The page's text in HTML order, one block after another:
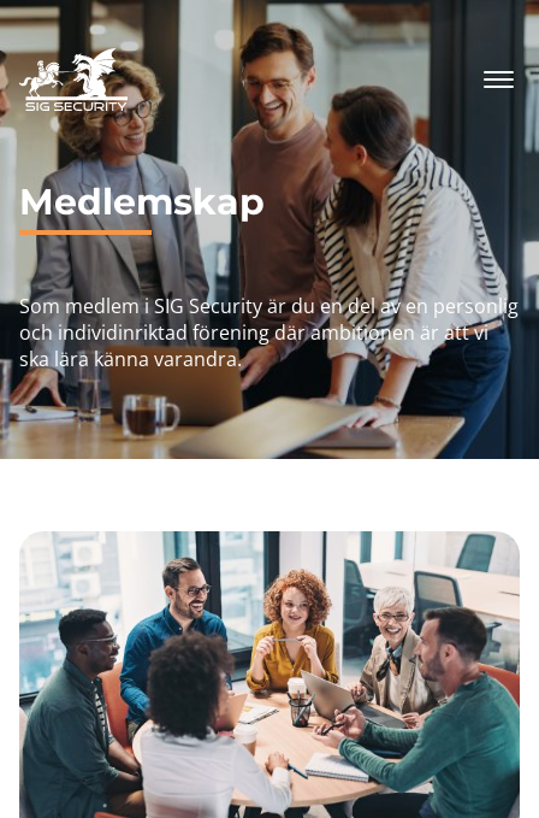
Medlemskap
Som medlem i SIG Security är du en del av en personlig
och individinriktad förening där ambitionen är att vi
ska lära känna varandra.